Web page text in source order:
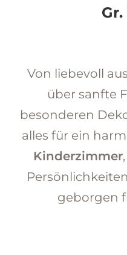
Von liebevoll
über sanfte
besonderen
alles für ein
Kinderzimmer
geborgen